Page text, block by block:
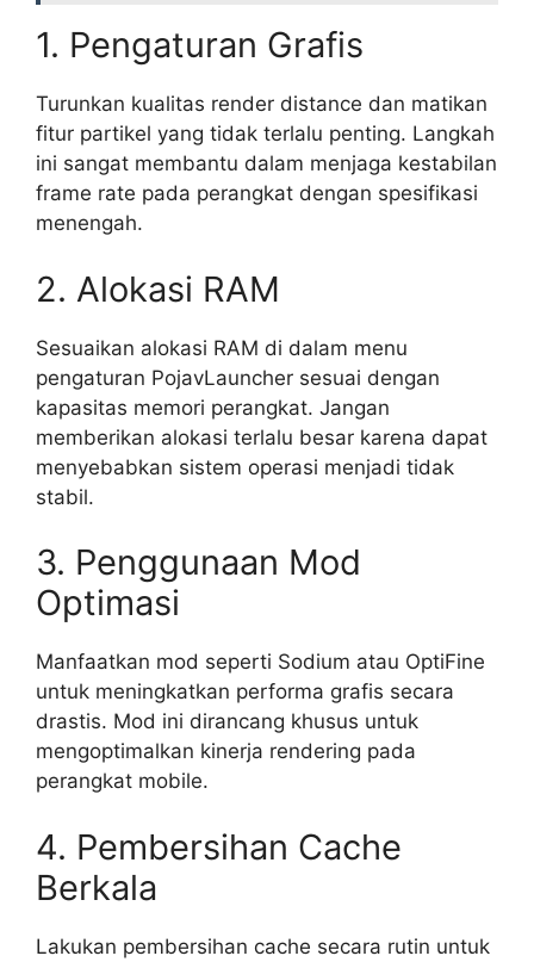
1. Pengaturan Grafis
Turunkan kualitas render distance dan matikan
fitur partikel yang tidak terlalu penting. Langkah
ini sangat membantu dalam menjaga kestabilan
frame rate pada perangkat dengan spesifikasi
menengah.
2. Alokasi RAM
Sesuaikan alokasi RAM di dalam menu
pengaturan PojavLauncher sesuai dengan
kapasitas memori perangkat. Jangan
memberikan alokasi terlalu besar karena dapat
menyebabkan sistem operasi menjadi tidak
stabil.
3. Penggunaan Mod
Optimasi
Manfaatkan mod seperti Sodium atau OptiFine
untuk meningkatkan performa grafis secara
drastis. Mod ini dirancang khusus untuk
mengoptimalkan kinerja rendering pada
perangkat mobile.
4. Pembersihan Cache
Berkala
Lakukan pembersihan cache secara rutin untuk